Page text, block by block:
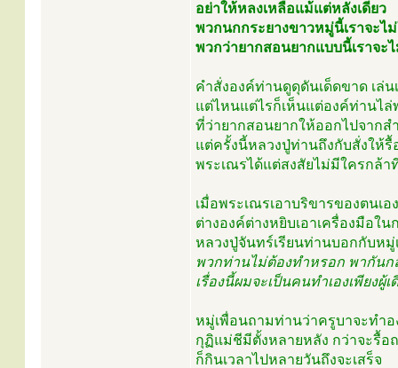
อย่าให้หลงเหลือแม้แต่หลังเดียว
พวกนกกระยางขาวหมู่นี้เราจะไ
พวกว่ายากสอนยากแบบนี้เราจะ
คำสั่งองค์ท่านดูดุดันเด็ดขาด เล่
แต่ไหนแต่ไรก็เห็นแต่องค์ท่านไล่
ที่ว่ายากสอนยากให้ออกไปจากส
แต่ครั้งนี้หลวงปู่ท่านถึงกับสั่งให้
พระเณรได้แต่สงสัยไม่มีใครกล้า
เมื่อพระเณรเอาบริขารของตนเอ
ต่างองค์ต่างหยิบเอาเครื่องมือใ
หลวงปู่จันทร์เรียนท่านบอกกับหมู่
พวกท่านไม่ต้องทำหรอก พากันก
เรื่องนี้ผมจะเป็นคนทำเองเพียงผู้เ
หมู่เพื่อนถามท่านว่าครูบาจะทำอ
กุฏิแม่ชีมีตั้งหลายหลัง กว่าจะรื้อ
ก็กินเวลาไปหลายวันถึงจะเสร็จ